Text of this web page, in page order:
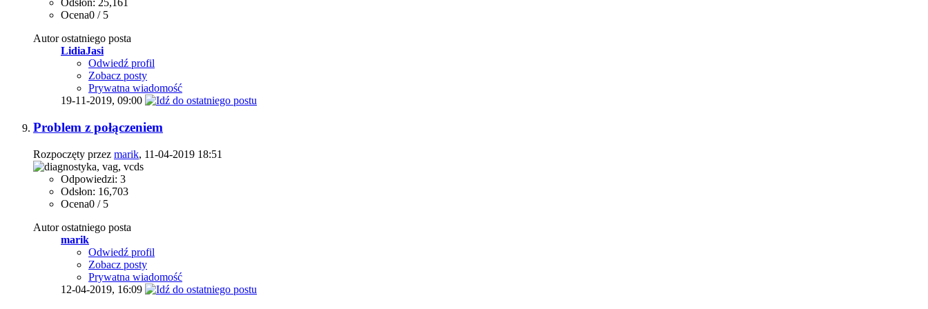
Odsłon: 25,161
Ocena0 / 5
Autor ostatniego posta
LidiaJasi
Odwiedź profil
Zobacz posty
Prywatna wiadomość
19-11-2019, 09:00
Problem z połączeniem
Rozpoczęty przez marik, 11-04-2019 18:51
Odpowiedzi: 3
Odsłon: 16,703
Ocena0 / 5
Autor ostatniego posta
marik
Odwiedź profil
Zobacz posty
Prywatna wiadomość
12-04-2019, 16:09